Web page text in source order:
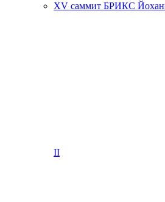
XV саммит БРИКС
II